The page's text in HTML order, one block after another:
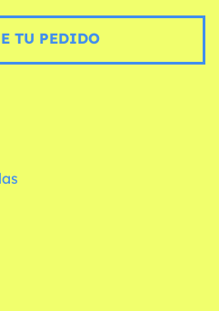
TU PEDIDO